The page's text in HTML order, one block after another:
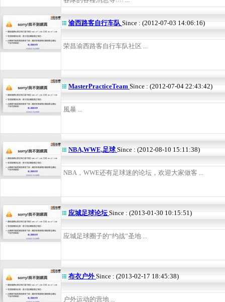
渝西路客自行车队 Since : (2012-07-03 14:06:16)
荣昌渝西路客自行车队社区 ...
MasterPracticeTeam Since : (2012-07-04 22:43:42)
風暴 ...
NBA,WWE,足球Since : (2012-08-10 15:11:38)
NBA，WWE还有足球迷的论坛，欢迎大家做客 ...
应城足球论坛Since : (2013-01-30 10:15:51)
应城足球圈子的“约战”圣地 ...
布衣户外Since : (2013-02-17 18:45:38)
户外运动的营地 ...